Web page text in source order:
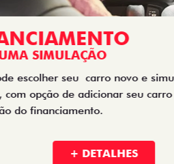
VENDAS
DIRETAS
Descubra as melhores soluções
Fiat para empresas, produtores
categorias de negócios.
+